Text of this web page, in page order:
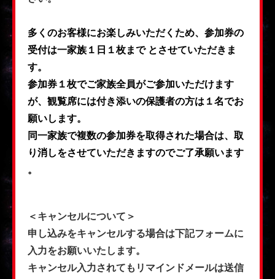
多くのお客様にお楽しみいただくため、参加券の
受付は一家族１日１枚まで とさせていただきま
す。
参加券１枚でご家族全員がご参加いただけます
が、観覧席には付き添いの保護者の方は１名でお
願いします。
同一家族で複数の参加券を取得された場合は、取
り消しをさせていただきますのでご了承願います
。
＜キャンセルについて＞
申し込みをキャンセルする場合は下記フォームに
入力をお願いいたします。
キャンセル入力されてもリマインドメールは送信